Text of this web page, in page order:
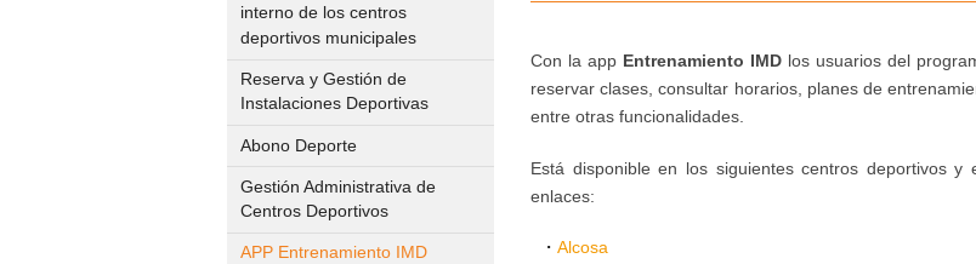
interno de los centros
deportivos municipales
Reserva y Gestión de
Instalaciones Deportivas
Abono Deporte
Gestión Administrativa de
Centros Deportivos
APP Entrenamiento IMD
Con la app Entrenamiento IMD los usuarios del
reservar clases, consultar horarios, planes de
entre otras funcionalidades.
Está disponible en los siguientes centros deportivos
enlaces:
Alcosa